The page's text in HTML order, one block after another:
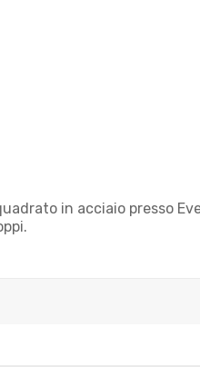
in acciaio presso